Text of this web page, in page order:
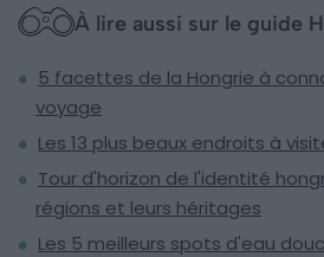
À lire aussi sur le guide
5 facettes de la Hongrie à
voyage
Les 13 plus beaux endroits à
Tour d'horizon de l'identité
régions et leurs héritages
Les 5 meilleurs spots d'eau